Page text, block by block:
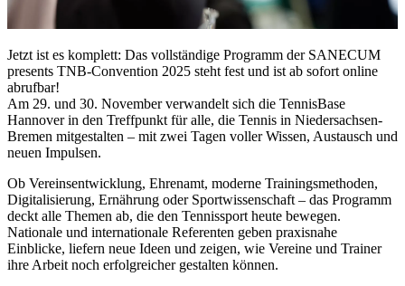
Jetzt ist es komplett: Das vollständige Programm der SANECUM
presents TNB-Convention 2025 steht fest und ist ab sofort online
abrufbar!
Am 29. und 30. November verwandelt sich die TennisBase
Hannover in den Treffpunkt für alle, die Tennis in Niedersachsen-
Bremen mitgestalten – mit zwei Tagen voller Wissen, Austausch und
neuen Impulsen.
Ob Vereinsentwicklung, Ehrenamt, moderne Trainingsmethoden,
Digitalisierung, Ernährung oder Sportwissenschaft – das Programm
deckt alle Themen ab, die den Tennissport heute bewegen.
Nationale und internationale Referenten geben praxisnahe
Einblicke, liefern neue Ideen und zeigen, wie Vereine und Trainer
ihre Arbeit noch erfolgreicher gestalten können.